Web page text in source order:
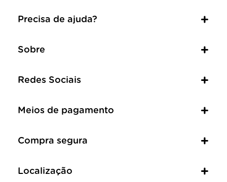
Precisa de ajuda?
Sobre
Redes Sociais
Meios de pagamento
Compra segura
Localização